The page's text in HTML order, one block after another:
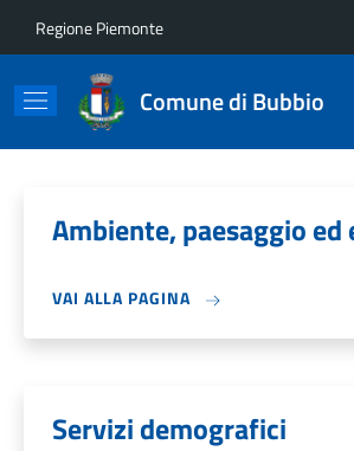
Regione Piemonte
Comune di Bubbio
Ambiente, paesaggio ed
VAI ALLA PAGINA
Servizi demografici